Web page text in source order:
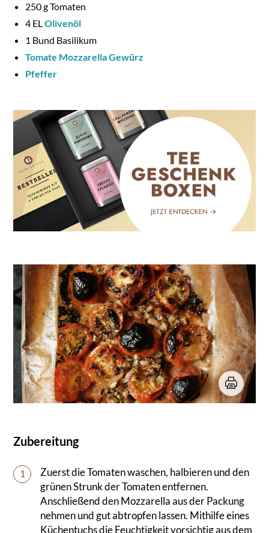
Zubereitung
1
Zuerst die Tomaten waschen, halbieren und den
grünen Strunk der Tomaten entfernen.
Anschließend den Mozzarella aus der Packung
nehmen und gut abtropfen lassen. Mithilfe eines
Küchentuchs die Feuchtigkeit vorsichtig aus dem
250g Tomaten
4 ELOlivenöl
1 Bund Basilikum
Tomate Mozzarella Gewürz
Pfeffer